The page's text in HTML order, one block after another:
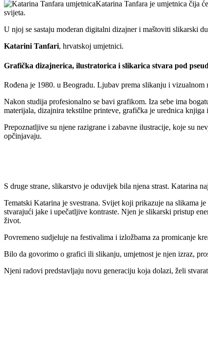
Katarina Tanfara je umjetnica čija
svijeta.
U njoj se sastaju moderan digitalni dizajner i maštoviti slikarski
Katarini Tanfari, hrvatskoj umjetnici.
Grafička dizajnerica, ilustratorica i slikarica stvara pod
Rođena je 1980. u Beogradu. Ljubav prema slikanju i
Nakon studija profesionalno se bavi grafikom. Iza sebe ima
materijala, dizajnira tekstilne printeve, grafička je urednica knjiga
Prepoznatljive su njene razigrane i zabavne ilustracije, koje su
opčinjavaju.
S druge strane, slikarstvo je oduvijek bila njena strast. Katarina
Tematski Katarina je svestrana. Svijet koji prikazuje na slikama
stvarajući jake i upečatljive kontraste. Njen je slikarski pristup
život.
Povremeno sudjeluje na festivalima i izložbama za promicanje
Bilo da govorimo o grafici ili slikanju, umjetnost je njen izraz,
Njeni radovi predstavljaju novu generaciju koja dolazi, želi